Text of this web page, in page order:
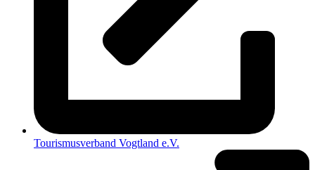
Tourismusverband Vogtland e.V.